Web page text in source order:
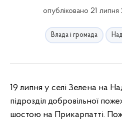
опубліковано 21
Влада і громада
19 липня у селі Зелена на
підрозділ добровільної
шостою на Прикарпатті.